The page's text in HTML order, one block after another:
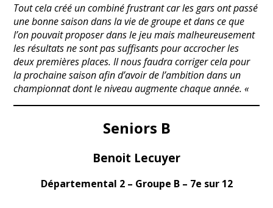
Tout cela créé un combiné frustrant car les gars ont passé
une bonne saison dans la vie de groupe et dans ce que
l’on pouvait proposer dans le jeu mais malheureusement
les résultats ne sont pas suffisants pour accrocher les
deux premières places. Il nous faudra corriger cela pour
la prochaine saison afin d’avoir de l’ambition dans un
championnat dont le niveau augmente chaque année. «
Seniors B
Benoit Lecuyer
Départemental 2 – Groupe B – 7e sur 12